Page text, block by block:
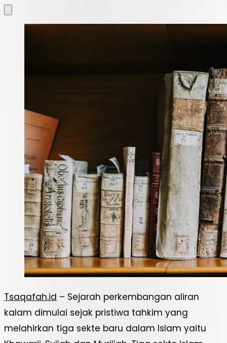
Tsaqafah.id – Sejarah perkembangan aliran
kalam dimulai sejak pristiwa tahkim yang
melahirkan tiga sekte baru dalam Islam yaitu